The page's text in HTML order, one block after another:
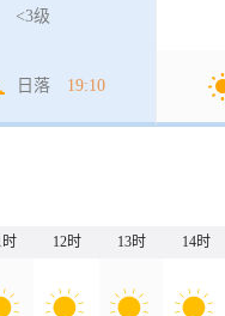
<3级
日落 19:10
时 12时 13时 14时